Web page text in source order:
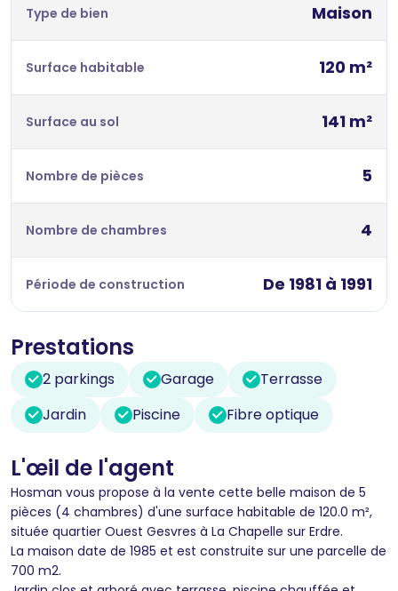
Type de bien Maison
Surface habitable 120 m²
Surface au sol 141 m²
Nombre de pièces 5
Nombre de chambres 4
Période de construction De 1981 à 1991
Prestations
2 parkings Garage
Terrasse
Jardin
Piscine Fibre optique
L'œil de l'agent
Hosman vous propose à la vente cette belle maison de 5
pièces (4 chambres) d'une surface habitable de 120.0 m²,
située quartier Ouest Gesvres à La Chapelle sur Erdre.
La maison date de 1985 et est construite sur une parcelle de
700 m2.